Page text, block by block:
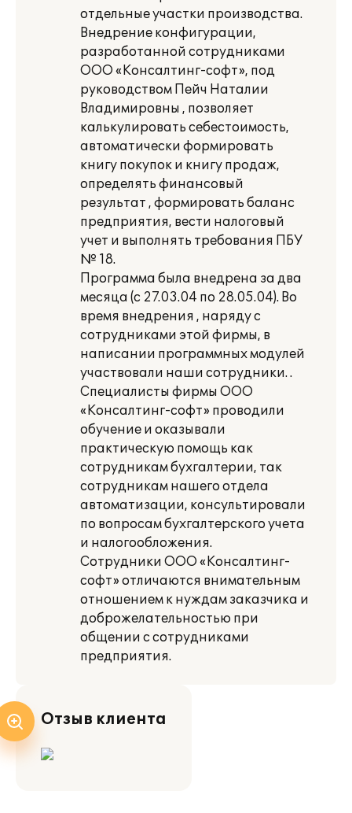
отдельные участки производства.
Внедрение конфигурации,
разработанной сотрудниками
ООО «Консалтинг-софт», под
руководством Пейч Наталии
Владимировны , позволяет
калькулировать себестоимость,
автоматически формировать
книгу покупок и книгу продаж,
определять финансовый
результат , формировать баланс
предприятия, вести налоговый
учет и выполнять требования ПБУ
№ 18.
Программа была внедрена за два
месяца (с 27.03.04 по 28.05.04). Во
время внедрения , наряду с
сотрудниками этой фирмы, в
написании программных модулей
участвовали наши сотрудники. .
Специалисты фирмы ООО
«Консалтинг-софт» проводили
обучение и оказывали
практическую помощь как
сотрудникам бухгалтерии, так
сотрудникам нашего отдела
автоматизации, консультировали
по вопросам бухгалтерского учета
и налогообложения.
Сотрудники ООО «Консалтинг-
софт» отличаются внимательным
отношением к нуждам заказчика и
доброжелательностью при
общении с сотрудниками
предприятия.
Отзыв клиента